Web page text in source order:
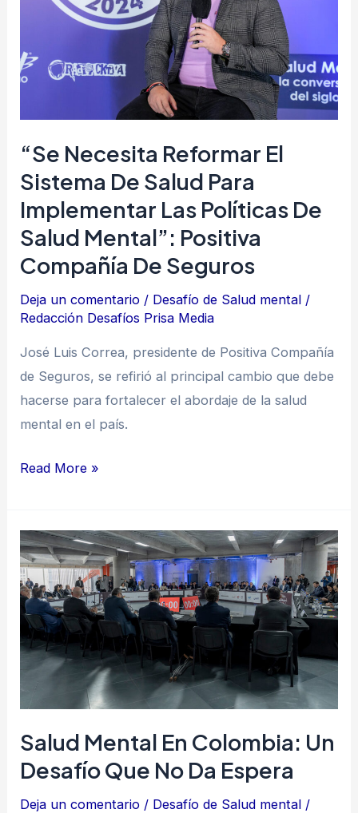
“Se Necesita Reformar El
Sistema De Salud Para
Implementar Las Políticas De
Salud Mental”: Positiva
Compañía De Seguros
Deja un comentario / Desafío de Salud mental /
Redacción Desafíos Prisa Media
José Luis Correa, presidente de Positiva Compañía
de Seguros, se refirió al principal cambio que debe
hacerse para fortalecer el abordaje de la salud
mental en el país.
para
implementar
de
salud
mental”:
Positiva
de
seguros
Read More »
Salud Mental En Colombia: Un
Desafío Que No Da Espera
Deja un comentario / Desafío de Salud mental /
Salud
mental
en
Colombia:
un
desafío
no
da